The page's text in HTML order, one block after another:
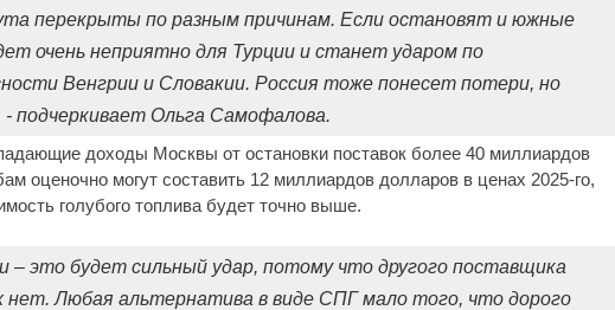
перекрыты по разным причинам. Если остановят и южные
очень неприятно для Турции и станет ударом по
Венгрии и Словакии. Россия тоже понесет потери, но
подчеркивает Ольга Самофалова.
доходы Москвы от остановки поставок более 40 миллиардов
оценочно могут составить 12 миллиардов долларов в ценах 2025-го,
голубого топлива будет точно выше.
– это будет сильный удар, потому что другого поставщика
нет. Любая альтернатива в виде СПГ мало того, что дорого